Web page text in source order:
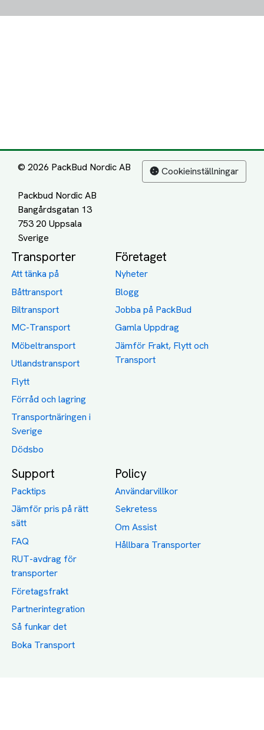
© 2026 PackBud Nordic AB
Packbud Nordic AB
Bangårdsgatan 13
753 20 Uppsala
Cookieinställningar
Transporter
Att tänka på
Båttransport
Biltransport
MC-Transport
Möbeltransport
Utlandstransport
Flytt
Förråd och lagring
Transportnäringen i
Sverige
Dödsbo
Företaget
Nyheter
Blogg
Jobba på PackBud
Gamla Uppdrag
Jämför Frakt, Flytt och
Transport
Support
Packtips
Jämför pris på rätt
sätt
FAQ
RUT-avdrag för
transporter
Företagsfrakt
Partnerintegration
Så funkar det
Boka Transport
Policy
Användarvillkor
Sekretess
Om Assist
Hållbara Transporter